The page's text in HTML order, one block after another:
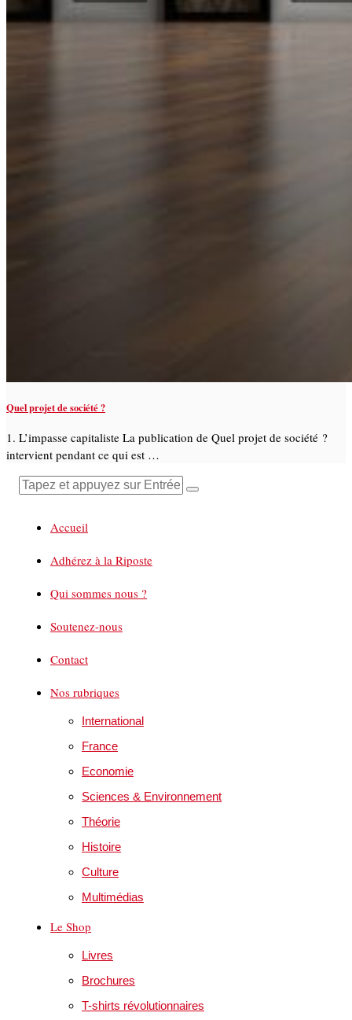
Quel projet de société ?
1. L’impasse capitaliste La publication de Quel projet de société ?
intervient pendant ce qui est …
Accueil
Adhérez à la Riposte
Qui sommes nous ?
Soutenez-nous
Contact
Nos rubriques
International
France
Economie
Sciences & Environnement
Théorie
Histoire
Culture
Multimédias
Le Shop
Livres
Brochures
T-shirts révolutionnaires